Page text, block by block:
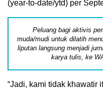
(year-to-date/ytd) per
Peluang bagi aktivis
muda/mudi untuk dilatih
liputan langsung menjadi
karya tulis, ke
“Jadi, kami tidak khawatir